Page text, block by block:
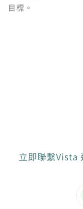
目標。
立即聯繫Vista